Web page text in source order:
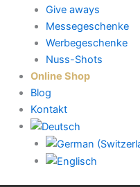
Give aways
Messegeschenke
Werbegeschenke
Nuss-Shots
Online Shop
Blog
Kontakt